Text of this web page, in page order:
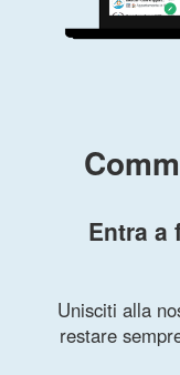
Entra a
Unisciti alla
restare